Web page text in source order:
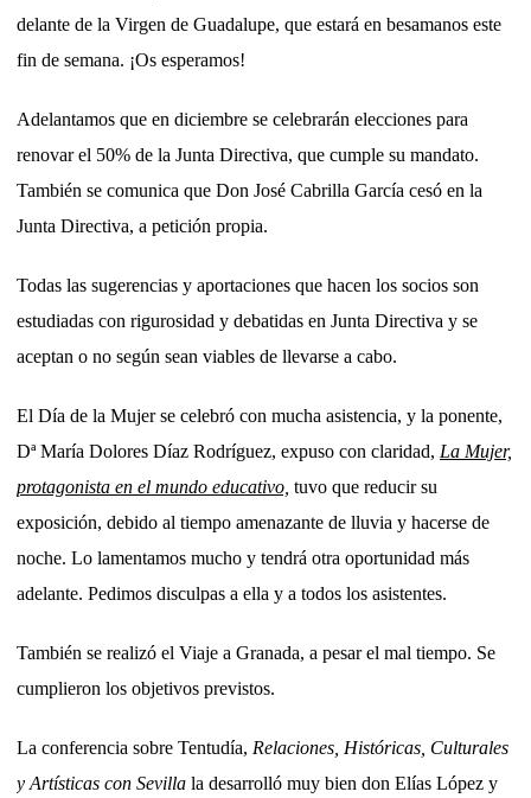
delante de la Virgen de Guadalupe, que estará en besamanos este
fin de semana. ¡Os esperamos!
Adelantamos que en diciembre se celebrarán elecciones para
renovar el 50% de la Junta Directiva, que cumple su mandato.
También se comunica que Don José Cabrilla García cesó en la
Junta Directiva, a petición propia.
Todas las sugerencias y aportaciones que hacen los socios son
estudiadas con rigurosidad y debatidas en Junta Directiva y se
aceptan o no según sean viables de llevarse a cabo.
El Día de la Mujer se celebró con mucha asistencia, y la ponente,
Dª María Dolores Díaz Rodríguez, expuso con claridad, La Mujer,
protagonista en el mundo educativo, tuvo que reducir su
exposición, debido al tiempo amenazante de lluvia y hacerse de
noche. Lo lamentamos mucho y tendrá otra oportunidad más
adelante. Pedimos disculpas a ella y a todos los asistentes.
También se realizó el Viaje a Granada, a pesar el mal tiempo. Se
cumplieron los objetivos previstos.
La conferencia sobre Tentudía, Relaciones, Históricas, Culturales
y Artísticas con Sevilla la desarrolló muy bien don Elías López y